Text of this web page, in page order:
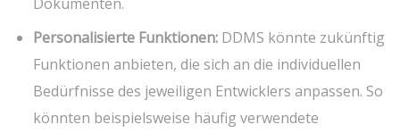
Personalisierte Funktionen: DDMS könnte zukünftig
Funktionen anbieten, die sich an die individuellen
Bedürfnisse des jeweiligen Entwicklers anpassen. So
könnten beispielsweise häufig verwendete